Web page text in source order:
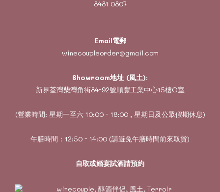
8481 0807
Email電郵
winecoupleorder@gmail.com
Showroom地址 (風土):
新界荃灣柴灣角街84-92號順豐工業中心15樓O室
(營業時間: 星期一至六 10:00 - 18:00 , 星期日及公眾假期休息)
午膳時間：12:50 - 14:00 (請避免午膳時間前來取貨)
自取或婚宴試酒請預約